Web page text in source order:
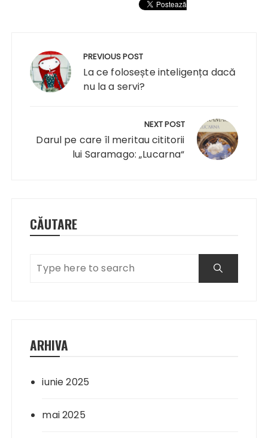
articole
PREVIOUS POST
La ce folosește inteligența dacă
nu la a servi?
NEXT POST
Darul pe care îl meritau cititorii
lui Saramago: „Lucarna“
CĂUTARE
ARHIVA
iunie 2025
mai 2025